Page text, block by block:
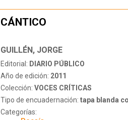
CÁNTICO
GUILLÉN, JORGE
Editorial: DIARIO PÚBLICO
Año de edición: 2011
Colección: VOCES CRÍTICAS
Tipo de encuadernación: tapa blanda
Categorías: